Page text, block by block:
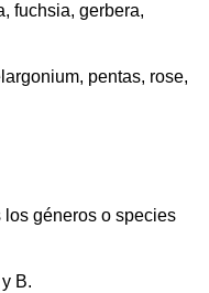
fuchsia, gerbera,
pentas, rose,
los géneros o species
B.